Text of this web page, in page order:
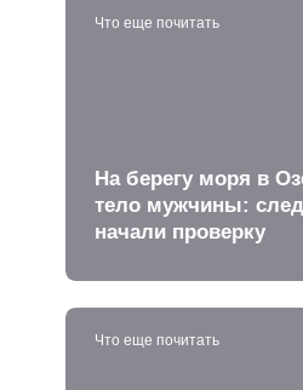
Что еще почитать
На берегу моря в
тело мужчины:
начали проверку
Что еще почитать